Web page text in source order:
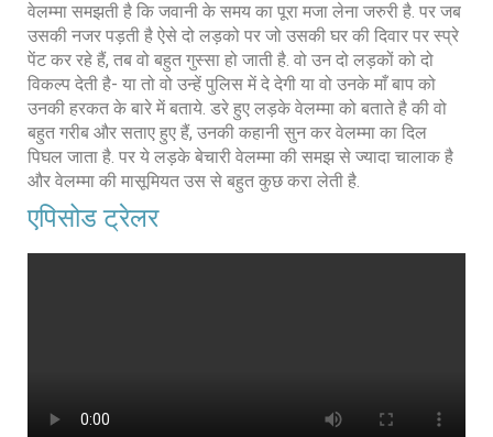
वेलम्मा समझती है कि जवानी के समय का पूरा मजा लेना जरुरी है. पर जब
उसकी नजर पड़ती है ऐसे दो लड़को पर जो उसकी घर की दिवार पर स्प्रे
पेंट कर रहे हैं, तब वो बहुत गुस्सा हो जाती है. वो उन दो लड़कों को दो
विकल्प देती है- या तो वो उन्हें पुलिस में दे देगी या वो उनके माँ बाप को
उनकी हरकत के बारे में बताये. डरे हुए लड़के वेलम्मा को बताते है की वो
बहुत गरीब और सताए हुए हैं, उनकी कहानी सुन कर वेलम्मा का दिल
पिघल जाता है. पर ये लड़के बेचारी वेलम्मा की समझ से ज्यादा चालाक है
और वेलम्मा की मासूमियत उस से बहुत कुछ करा लेती है.
एपिसोड ट्रेलर